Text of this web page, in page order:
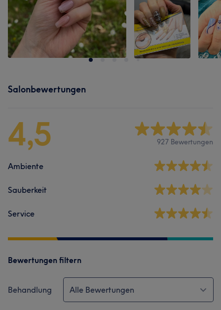
Salonbewertungen
4,5 927 Bewertungen
Ambiente
Sauberkeit
Service
Bewertungen filtern
Behandlung Alle Bewertungen